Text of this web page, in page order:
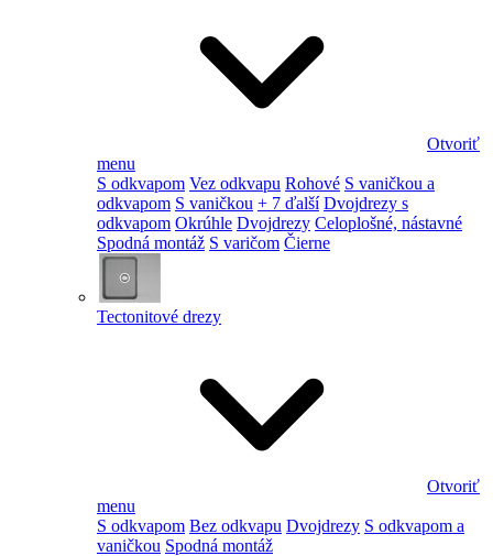
Otvoriť
menu
S odkvapom Vez odkvapu Rohové S vaničkou a
odkvapom S vaničkou + 7 ďalší Dvojdrezy s
odkvapom Okrúhle Dvojdrezy Celoplošné, nástavné
Spodná montáž S varičom Čierne
Tectonitové drezy
Otvoriť
menu
S odkvapom Bez odkvapu Dvojdrezy S odkvapom a
vaničkou Spodná montáž